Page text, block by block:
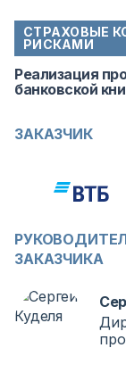
СТРАХОВЫЕ
РИСКАМИ
Реализация
банковской
ЗАКАЗЧИК
ЗАКАЗЧИКА